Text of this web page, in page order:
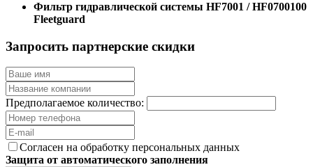
Фильтр гидравлической системы HF7001 / HF0700100
Fleetguard
Запросить партнерские скидки
Предполагаемое количество:
Согласен на обработку персональных данных
Защита от автоматического заполнения